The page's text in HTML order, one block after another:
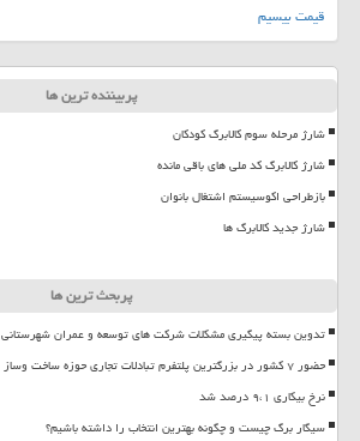
قیمت بیسیم
پربیننده ترین ها
شارژ مرحله سوم کالابرگ کودکان
شارژ کالابرگ کد ملی های باقی مانده
بازطراحی اکوسیستم اشتغال بانوان
شارژ جدید کالابرگ ها
پربحث ترین ها
تدوین بسته پیگیری مشکلات شرکت های توسعه و عمران شهرستانی
حضور ۷ کشور در بزرگترین پلتفرم تبادلات تجاری حوزه ساخت وساز
نرخ بیکاری ۹،۱ درصد شد
سیگار برگ چیست و چگونه بهترین انتخاب را داشته باشیم؟